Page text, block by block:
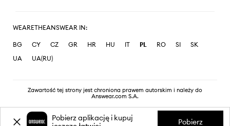
WEARETHEANSWEAR IN:
BG CY CZ GR HR HU IT PL RO SI
SK
UA
UA(RU)
Zawartość tej strony jest chroniona prawem autorskim i należy do
Answear.com S.A.
Pobierz aplikację i kupuj
Pobierz